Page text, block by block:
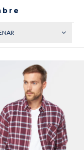
50%